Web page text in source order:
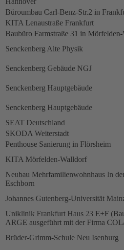
Büroumbau Carl-Benz-Str.2 in
KITA Lenaustraße Frankfurt
Baubüro Farmstraße 31 in
Senckenberg Alte Physik
Senckenberg Gebäude NGJ
Senckenberg Hauptgebäude
Senckenberg Hauptgebäude
SEAT Deutschland
SKODA Weiterstadt
Penthouse Sanierung in Flörsheim
KITA Mörfelden-Walldorf
Neubau Mehrfamilienwohnhaus In
Eschborn
Johannes Gutenberg-Universität
Uniklinik Frankfurt Haus 23 E+F
ARGE ausgeführt mit der Firma
Brüder-Grimm-Schule Neu Isenburg